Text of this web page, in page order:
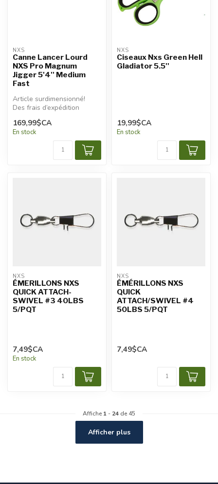
NXS
Canne Lancer Lourd
NXS Pro Magnum
Jigger 5'4'' Medium
Fast
Article surdimensionné!
Des frais d’expédition
additionnels seront
appliqués.
169,99$CA
En stock
NXS
Ciseaux Nxs Green Hell
Gladiator 5.5''
19,99$CA
En stock
NXS
ÉMERILLONS NXS
QUICK ATTACH-
SWIVEL #3 40LBS
5/PQT
7,49$CA
En stock
NXS
ÉMÉRILLONS NXS
QUICK
ATTACH/SWIVEL #4
50LBS 5/PQT
7,49$CA
Affiche 1 - 24 de 45
Afficher plus